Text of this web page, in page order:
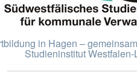
in Hagen –
Studieninstitut